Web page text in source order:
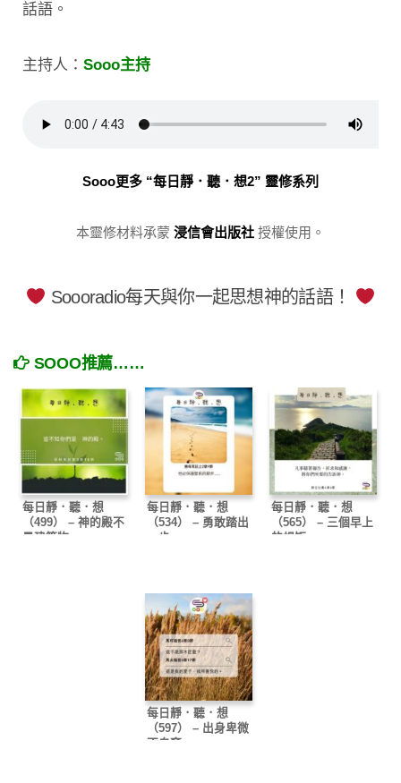
話語。
主持人： Sooo主持
Sooo更多 “每日靜．聽．想2” 靈修系列
本靈修材料承蒙 浸信會出版社 授權使用。
Soooradio每天與你一起思想神的話語！
SOOO推薦……
每日靜．聽．想
（499） – 神的殿不
是建築物
每日靜．聽．想
（534） – 勇敢踏出
一步
每日靜．聽．想
（565） – 三個早上
的規矩
每日靜．聽．想
（597） – 出身卑微
不自棄